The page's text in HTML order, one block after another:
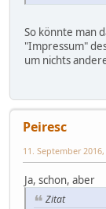
So könnte man
"Impressum"
um nichts
Peiresc
11. September
Ja, schon, aber
Zitat